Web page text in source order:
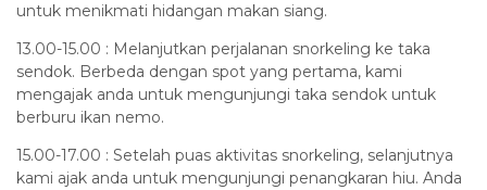
untuk menikmati hidangan makan siang.
13.00-15.00 : Melanjutkan perjalanan snorkeling ke taka
sendok. Berbeda dengan spot yang pertama, kami
mengajak anda untuk mengunjungi taka sendok untuk
berburu ikan nemo.
15.00-17.00 : Setelah puas aktivitas snorkeling, selanjutnya
kami ajak anda untuk mengunjungi penangkaran hiu. Anda